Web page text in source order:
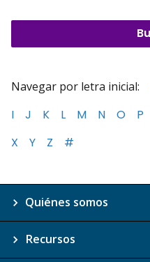
Navegar por letra inicial:
I
J K L M N O P
X
Y Z #
Quiénes somos
Recursos